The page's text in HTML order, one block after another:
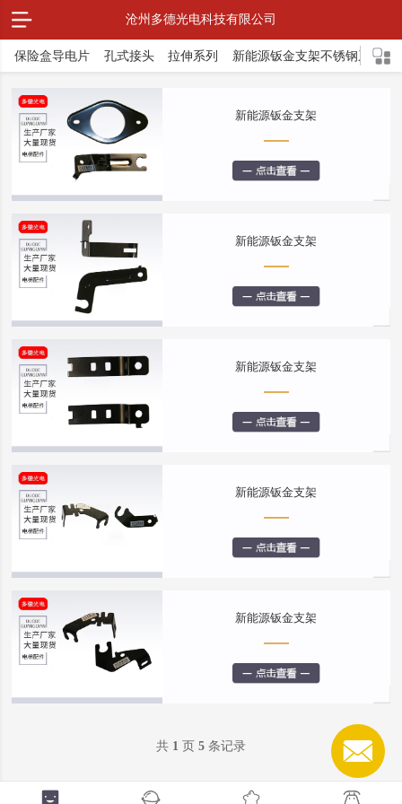
沧州多德光电科技有限公司
保险盒导电片 孔式接头 拉伸系列 新能源钣金支架不锈钢系列
新能源钣金支架
新能源钣金支架
新能源钣金支架
新能源钣金支架
新能源钣金支架
共 1页 5条记录